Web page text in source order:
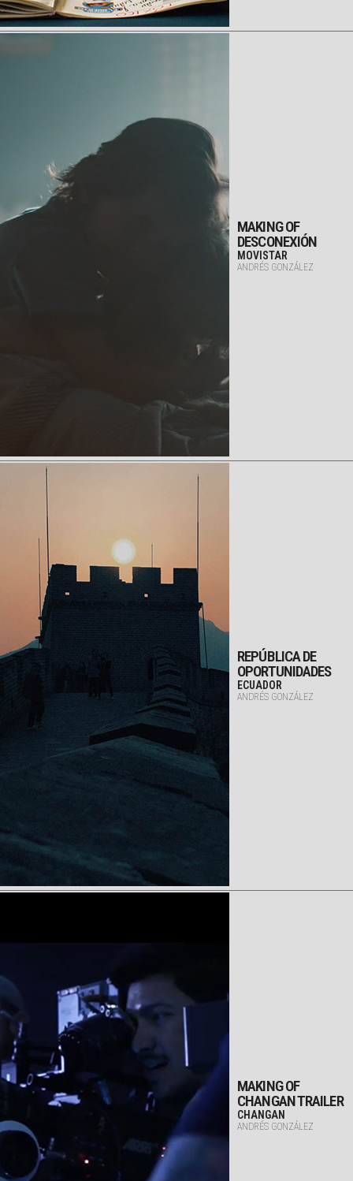
MAKING OF
DESCONEXIÓN
MOVISTAR
ANDRÉS GONZÁLEZ
REPÚBLICA DE
OPORTUNIDADES
ECUADOR
ANDRÉS GONZÁLEZ
MAKING OF
CHANGAN TRAILER
CHANGAN
ANDRÉS GONZÁLEZ